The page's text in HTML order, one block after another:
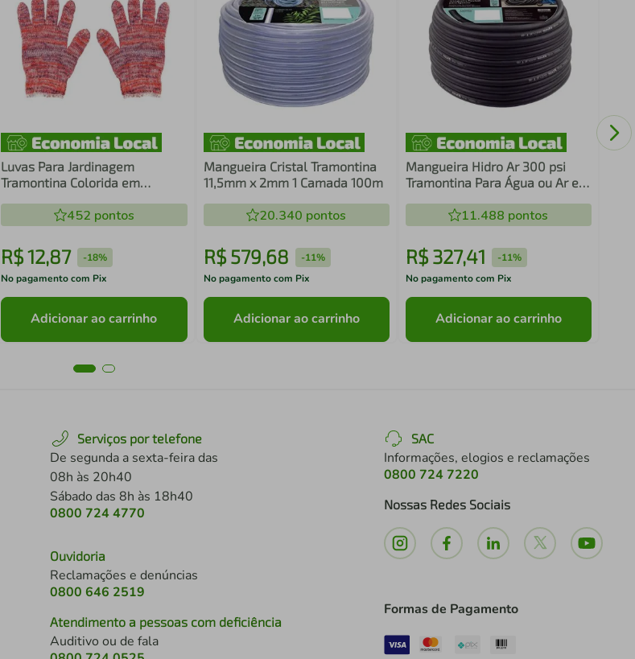
Luvas Para Jardinagem
Tramontina Colorida em
452 pontos
R$12,87 -18%
No pagamento com Pix
Adicionar ao carrinho
Mangueira Cristal Tramontina
11,5mm x 2mm 1 Camada 100m
20.340 pontos
R$ 579,68 -11%
No pagamento com Pix
Adicionar ao carrinho
Mangueira Hidro Ar 300 psi
Tramontina Para Água ou Ar em
Camadas 50m
11.488 pontos
R$ 327,41 -11%
No pagamento com Pix
Adicionar ao carrinho
Serviços por telefone
De segunda a sexta-feira das
08h às 20h40
Sábado das 8h às 18h40
0800 724 4770
Ouvidoria
Reclamações e denúncias
0800 646 2519
Atendimento a pessoas com deficiência
Auditivo ou de fala
SAC
Informações, elogios e reclamações
0800 724 7220
Nossas Redes Sociais
Formas de Pagamento